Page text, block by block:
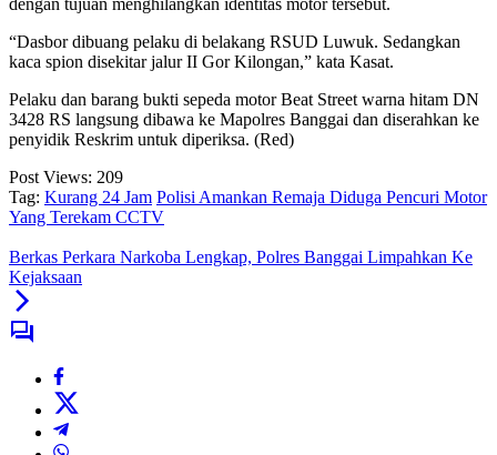
dengan tujuan menghilangkan identitas motor tersebut.
“Dasbor dibuang pelaku di belakang RSUD Luwuk. Sedangkan
kaca spion disekitar jalur II Gor Kilongan,” kata Kasat.
Pelaku dan barang bukti sepeda motor Beat Street warna hitam DN
3428 RS langsung dibawa ke Mapolres Banggai dan diserahkan ke
penyidik Reskrim untuk diperiksa. (Red)
Post Views: 209
Tag: Kurang 24 Jam Polisi Amankan Remaja Diduga Pencuri Motor
Yang Terekam CCTV
Berkas Perkara Narkoba Lengkap, Polres Banggai Limpahkan Ke
Kejaksaan